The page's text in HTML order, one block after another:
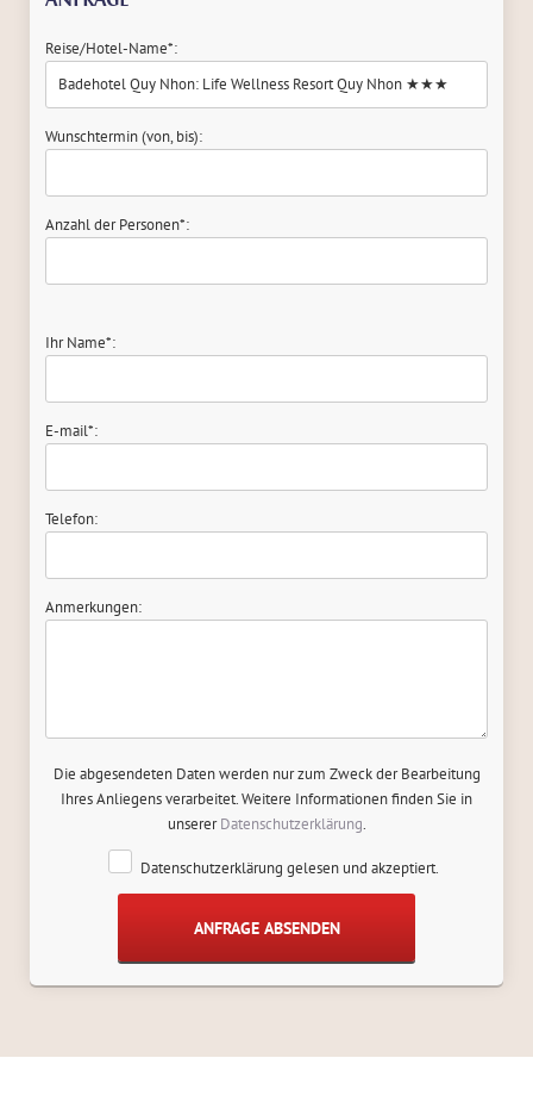
Reise/Hotel-Name*:
Wunschtermin (von, bis):
Anzahl der Personen*:
Ihr Name*:
E-mail*:
Telefon:
Anmerkungen:
Die abgesendeten Daten werden nur zum Zweck der Bearbeitung
Ihres Anliegens verarbeitet. Weitere Informationen finden Sie in
unsererDatenschutzerklärung.
Datenschutzerklärung gelesen und akzeptiert.